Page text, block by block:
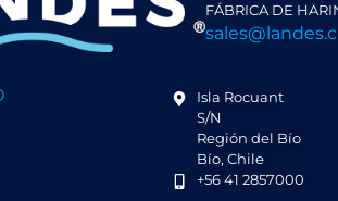
FÁBRICA DE
Isla Rocuant
S/N
Región del Bío
Bío, Chile
+56 41 2857000